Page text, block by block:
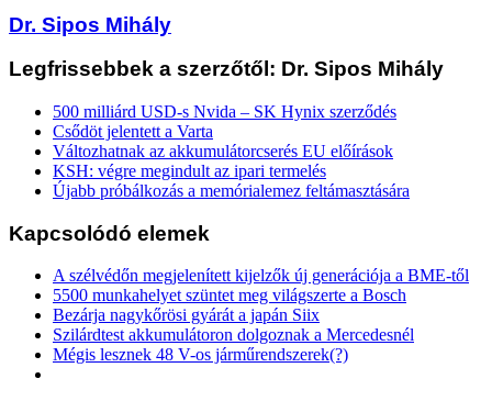
Dr. Sipos Mihály
Legfrissebbek a szerzőtől: Dr. Sipos Mihály
500 milliárd USD-s Nvida – SK Hynix szerződés
Csődöt jelentett a Varta
Változhatnak az akkumulátorcserés EU előírások
KSH: végre megindult az ipari termelés
Újabb próbálkozás a memórialemez feltámasztására
Kapcsolódó elemek
A szélvédőn megjelenített kijelzők új generációja a BME-től
5500 munkahelyet szüntet meg világszerte a Bosch
Bezárja nagykőrösi gyárát a japán Siix
Szilárdtest akkumulátoron dolgoznak a Mercedesnél
Mégis lesznek 48 V-os járműrendszerek(?)